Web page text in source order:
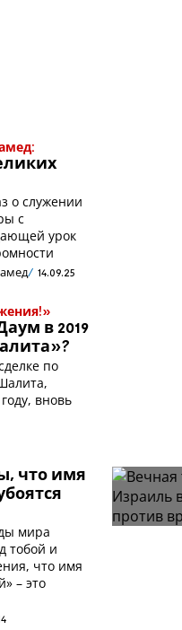
о служении
с
урок
14.09.25
в 2019
по
вновь
что имя
мира
тобой и
что имя
– это